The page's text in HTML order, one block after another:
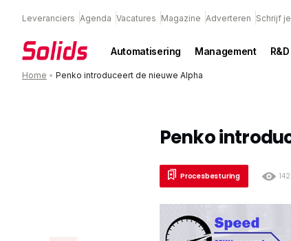
Leveranciers Agenda Vacatures Magazine Adverteren Schrijf
Automatisering Management R&D
Home • Penko introduceert de nieuwe Alpha
Penko
Procesbesturing